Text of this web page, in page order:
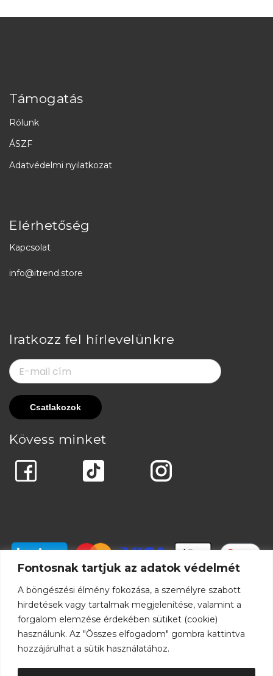
Fontosnak tartjuk az adatok védelmét
A böngészési élmény fokozása, a személyre szabott
hirdetések vagy tartalmak megjelenítése, valamint a
forgalom elemzése érdekében sütiket (cookie)
használunk. Az "Összes elfogadom" gombra kattintva
hozzájárulhat a sütik használatához.
Támogatás
Rólunk
ÁSZF
Adatvédelmi nyilatkozat
Elérhetőség
Kapcsolat
info@itrend.store
Iratkozz fel hírlevelünkre
Kövess minket